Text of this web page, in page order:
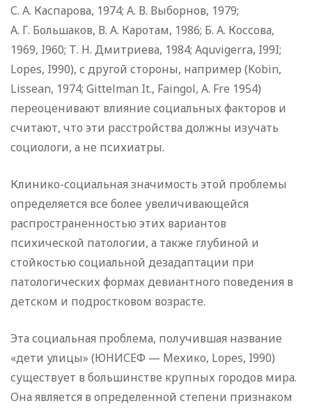
С. А. Каспарова, 1974; А. В. Выборнов, 1979;
А. Г. Большаков, В. А. Каротам, 1986; Б. А. Коссова,
1969, I960; Т. Н. Дмитриева, 1984; Aquvigerra, I99I;
Lopes, I990), с другой стороны, например (Kobin,
Lissean, 1974; Gittelman It., Faingol, А. Fre 1954)
переоценивают влияние социальных факторов и
считают, что эти расстройства должны изучать
социологи, а не психиатры.
Клинико-социальная значимость этой проблемы
определяется все более увеличивающейся
распространенностью этих вариантов
психической патологии, а также глубиной и
стойкостью социальной дезадаптации при
патологических формах девиантного поведения в
детском и подростковом возрасте.
Эта социальная проблема, получившая название
«дети улицы» (ЮНИСЕФ — Мехико, Lopes, I990)
существует в большинстве крупных городов мира.
Она является в определенной степени признаком